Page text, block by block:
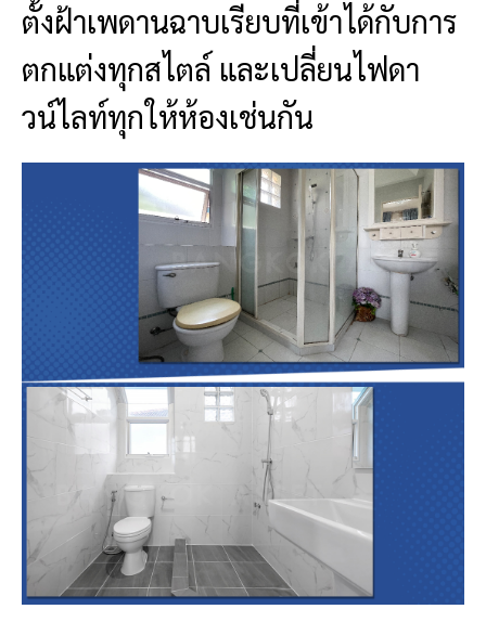
ตั้งฝ้าเพดานฉาบเรียบที่เข้าได้กับการ
ตกแต่งทุกสไตล์ และเปลี่ยนไฟดา
วน์ไลท์ทุกให้ห้องเช่นกัน